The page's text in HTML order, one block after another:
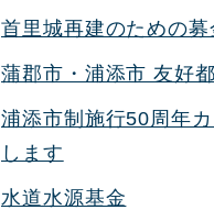
首里城再建のための
蒲郡市・浦添市 友好
浦添市制施行50周年
します
水道水源基金